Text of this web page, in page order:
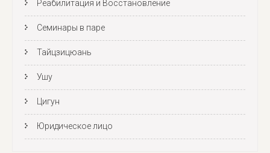
Реабилитация и Восстановление
Семинары в паре
Тайцзицюань
Ушу
Цигун
Юридическое лицо